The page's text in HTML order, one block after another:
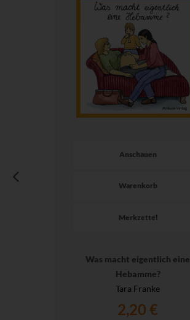
Anschauen
Warenkorb
Merkzettel
Was macht eigentlich eine
Hebamme?
Tara Franke
2,20 €